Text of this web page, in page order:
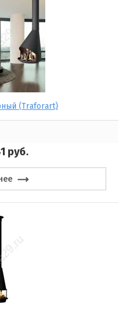
(Traforart)
руб.